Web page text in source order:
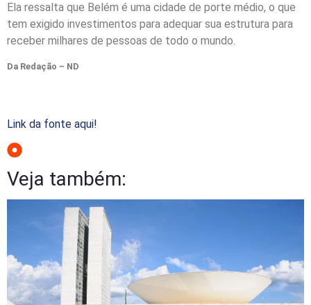
Ela ressalta que Belém é uma cidade de porte médio, o que
tem exigido investimentos para adequar sua estrutura para
receber milhares de pessoas de todo o mundo.
Da Redação – ND
Link da fonte aqui!
Veja também: